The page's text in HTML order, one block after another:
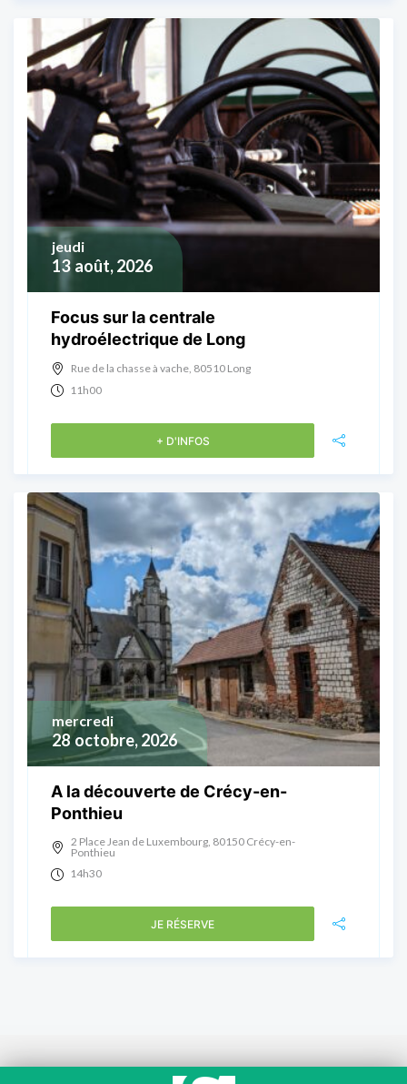
13 août, 2026
jeudi
Focus sur la centrale
hydroélectrique de Long
Rue de la chasse à vache, 80510 Long
11h00
+ D'INFOS
28 octobre, 2026
mercredi
A la découverte de Crécy-en-
Ponthieu
2 Place Jean de Luxembourg, 80150 Crécy-en-
Ponthieu
14h30
JE RÉSERVE